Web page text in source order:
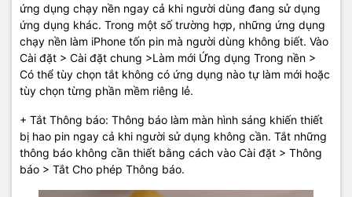
ứng dụng chạy nền ngay cả khi người dùng đang sử dụng
ứng dụng khác. Trong một số trường hợp, những ứng dụng
chạy nền làm iPhone tốn pin mà người dùng không biết. Vào
Cài đặt > Cài đặt chung >Làm mới Ứng dụng Trong nền >
Có thể tùy chọn tắt không có ứng dụng nào tự làm mới hoặc
tùy chọn từng phần mềm riêng lẻ.
+ Tắt Thông báo: Thông báo làm màn hình sáng khiến thiết
bị hao pin ngay cả khi người sử dụng không cần. Tắt những
thông báo không cần thiết bằng cách vào Cài đặt > Thông
báo > Tắt Cho phép Thông báo.